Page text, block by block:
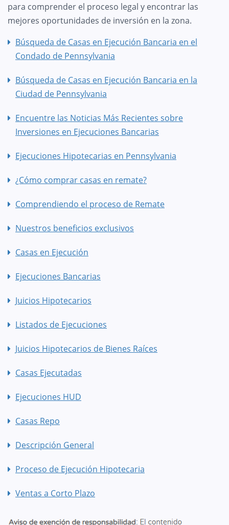
para comprender el proceso legal y encontrar las
mejores oportunidades de inversión en la zona.
Búsqueda de Casas en Ejecución Bancaria en el
Condado de Pennsylvania
Búsqueda de Casas en Ejecución Bancaria en la
Ciudad de Pennsylvania
Encuentre las Noticias Más Recientes sobre
Inversiones en Ejecuciones Bancarias
Ejecuciones Hipotecarias en Pennsylvania
¿Cómo comprar casas en remate?
Comprendiendo el proceso de Remate
Nuestros beneficios exclusivos
Casas en Ejecución
Ejecuciones Bancarias
Juicios Hipotecarios
Listados de Ejecuciones
Juicios Hipotecarios de Bienes Raíces
Casas Ejecutadas
Ejecuciones HUD
Casas Repo
Descripción General
Proceso de Ejecución Hipotecaria
Ventas a Corto Plazo